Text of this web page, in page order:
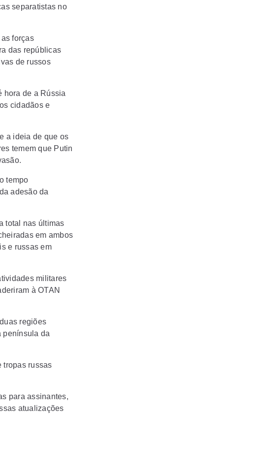
separatistas no
forças
das repúblicas
de russos
hora de a Rússia
cidadãos e
a ideia de que os
temem que Putin
tempo
adesão da
total nas últimas
em ambos
e russas em
militares
à OTAN
regiões
península da
tropas russas
para assinantes,
atualizações